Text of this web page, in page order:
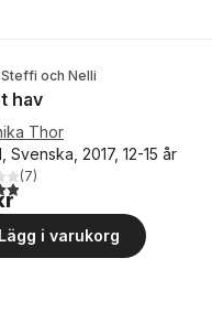
och Nelli
hav
Thor
Svenska, 2017, 12-15 år
5 stjärnor. Totalt antal röster:
(7)
Lägg i varukorg